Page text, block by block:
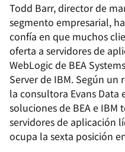
Todd Barr, director de
segmento empresarial,
confía en que muchos
oferta a servidores de
WebLogic de BEA
Server de IBM. Según
la consultora Evans Data
soluciones de BEA e IBM
servidores de aplicación
ocupa la sexta posición